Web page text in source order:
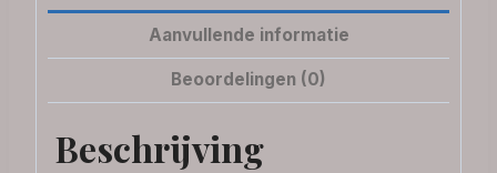
Aanvullende informatie
Beoordelingen (0)
Beschrijving